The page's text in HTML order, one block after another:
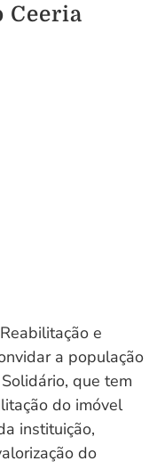
Ceeria
e
a população
que tem
do imóvel
instituição,
do